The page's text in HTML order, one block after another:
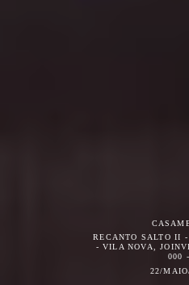
RECANTO SALTO II
- VILA NOVA,
000
22/